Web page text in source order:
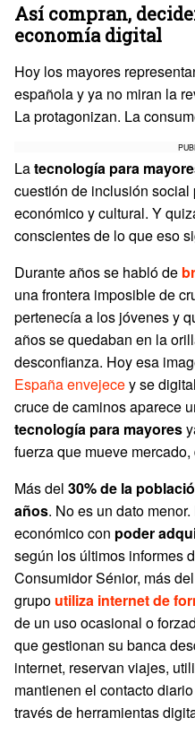
Así compran,
economía digital
Hoy los mayores
española y ya no miran la
La protagonizan. La
Latecnología para
cuestión de inclusión social
económico y cultural. Y
conscientes de lo que eso
Durante años se habló de
una frontera imposible de
pertenecía a los jóvenes y
años se quedaban en la
desconfianza. Hoy esa
España envejecey se
cruce de caminos aparece
tecnología para mayores
fuerza que mueve
Más del 30% de la
años. No es un dato
económico con poder
según los últimos informes
Consumidor Sénior, más
grupo utiliza internet de
de un uso ocasional o
que gestionan su banca
internet, reservan viajes,
mantienen el contacto
través de herramientas